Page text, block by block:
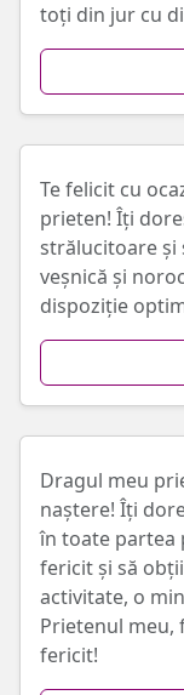
toți din jur cu
Te felicit cu
prieten! Îți
strălucitoare și
veșnică și
dispoziție
Dragul meu
naștere! Îți
în toate partea
fericit și să
activitate, o
Prietenul meu,
fericit!